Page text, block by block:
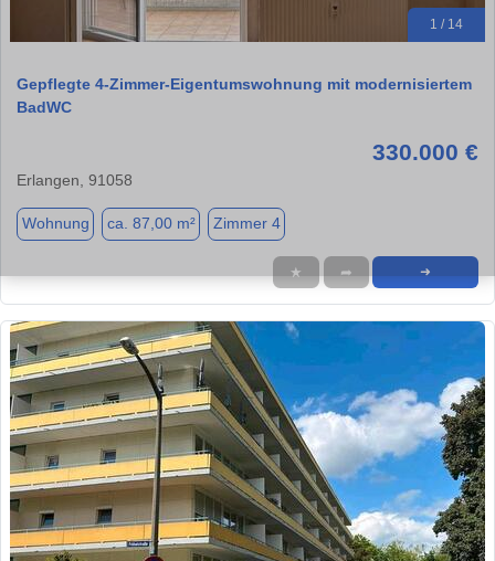
1 / 14
Gepflegte 4-Zimmer-Eigentumswohnung mit modernisiertem
BadWC
330.000 €
Erlangen, 91058
Wohnung ca. 87,00 m² Zimmer 4
★ ➦ ➜